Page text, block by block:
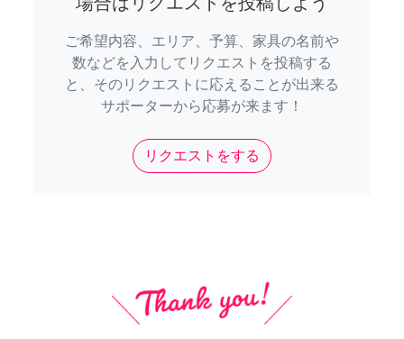
ご希望内容、エリア、予算、家具の名前や
数などを入力してリクエストを投稿する
と、そのリクエストに応えることが出来る
サポーターから応募が来ます！
リクエストをする